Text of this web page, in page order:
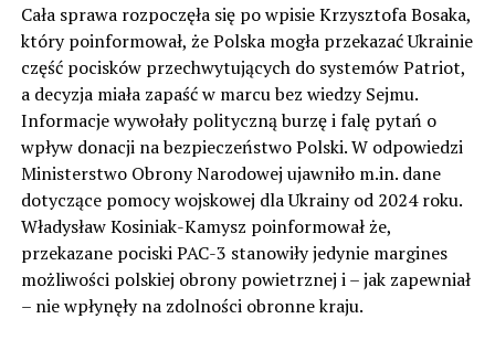
Cała sprawa rozpoczęła się po wpisie Krzysztofa Bosaka,
który poinformował, że Polska mogła przekazać Ukrainie
część pocisków przechwytujących do systemów Patriot,
a decyzja miała zapaść w marcu bez wiedzy Sejmu.
Informacje wywołały polityczną burzę i falę pytań o
wpływ donacji na bezpieczeństwo Polski. W odpowiedzi
Ministerstwo Obrony Narodowej ujawniło m.in. dane
dotyczące pomocy wojskowej dla Ukrainy od 2024 roku.
Władysław Kosiniak-Kamysz poinformował że,
przekazane pociski PAC-3 stanowiły jedynie margines
możliwości polskiej obrony powietrznej i – jak zapewniał
– nie wpłynęły na zdolności obronne kraju.